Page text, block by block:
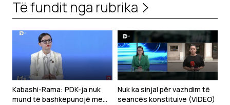
Të fundit nga rubrika
Kabashi-Rama: PDK-ja nuk
mund të bashkëpunojë me
Nuk ka sinjal për vazhdim të
seancës konstituive (VIDEO)